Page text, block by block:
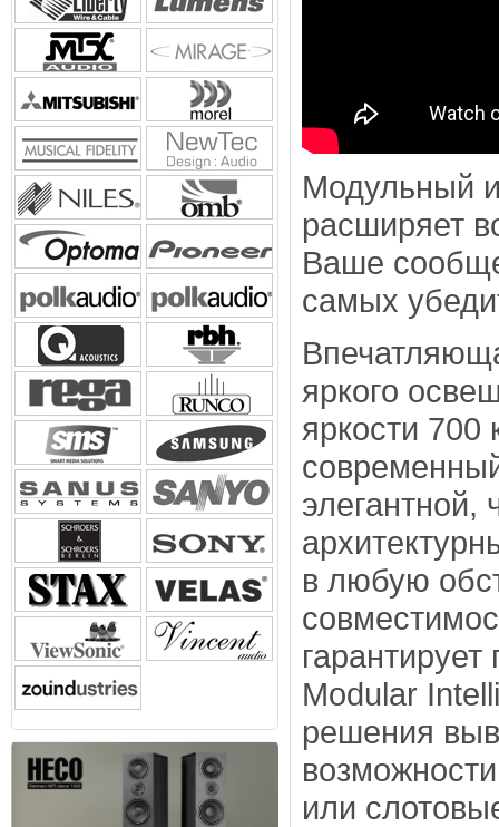
Модульный
расширяет
Ваше
самых
яркого
яркости 700
элегантной,
в любую
Modular
решения
или